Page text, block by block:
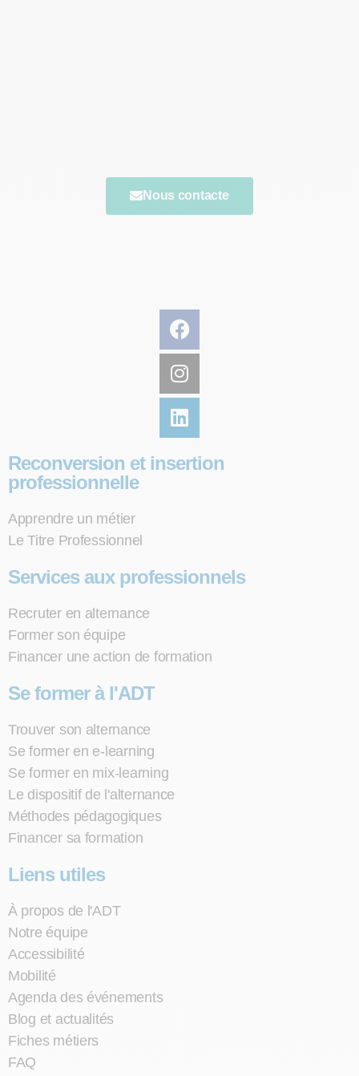
Nous contacte
Reconversion et insertion
professionnelle
Apprendre un métier
Le Titre Professionnel
Services aux professionnels
Recruter en alternance
Former son équipe
Financer une action de formation
Se former à l'ADT
Trouver son alternance
Se former en e-learning
Se former en mix-learning
Le dispositif de l'alternance
Méthodes pédagogiques
Financer sa formation
Liens utiles
À propos de l'ADT
Notre équipe
Accessibilité
Mobilité
Agenda des événements
Blog et actualités
Fiches métiers
FAQ